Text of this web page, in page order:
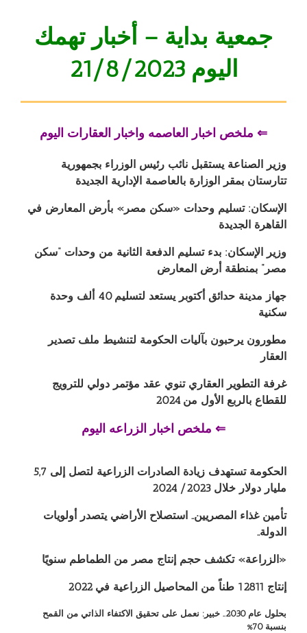
جمعية بداية – أخبار تهمك
اليوم 21/8/2023
⇐ ملخص اخبار العاصمه واخبار العقارات اليوم
وزير الصناعة يستقبل نائب رئيس الوزراء بجمهورية
تتارستان بمقر الوزارة بالعاصمة الإدارية الجديدة
الإسكان: تسليم وحدات «سكن مصر» بأرض المعارض في
القاهرة الجديدة
وزير الإسكان: بدء تسليم الدفعة الثانية من وحدات “سكن
مصر” بمنطقة أرض المعارض
جهاز مدينة حدائق أكتوبر يستعد لتسليم 40 ألف وحدة
سكنية
مطورون يرحبون بآليات الحكومة لتنشيط ملف تصدير
العقار
غرفة التطوير العقاري تنوي عقد مؤتمر دولي للترويج
للقطاع بالربع الأول من 2024
⇐ ملخص اخبار الزراعه اليوم
الحكومة تستهدف زيادة الصادرات الزراعية لتصل إلى 5,7
مليار دولار خلال 2023/ 2024
تأمين غذاء المصريين.. استصلاح الأراضي يتصدر أولويات
الدولة..
«الزراعة» تكشف حجم إنتاج مصر من الطماطم سنويًا
إنتاج 12811 طناً من المحاصيل الزراعية في 2022
بحلول عام 2030.. خبير: نعمل على تحقيق الاكتفاء الذاتي من القمح
بنسبة 70%